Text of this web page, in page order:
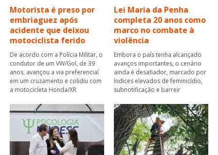
Motorista é preso por
embriaguez após
acidente que deixou
motociclista ferido
De acordo com a Polícia Militar, o
condutor de um VW/Gol, de 39
anos, avançou a via preferencial
em um cruzamento e colidiu com
a motocicleta Honda/XR
Lei Maria da Penha
completa 20 anos como
marco no combate à
violência
Embora o país tenha alcançado
avanços importantes, o cenário
ainda é desafiador, marcado por
índices elevados de feminicídio,
subnotificação e barreir